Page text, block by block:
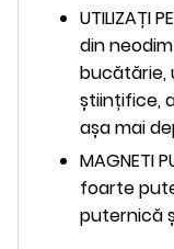
UTILIZAȚI
din
bucătărie,
științifice,
așa mai
MAGNETI
foarte
puternică